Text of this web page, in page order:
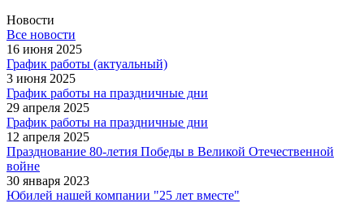
Новости
Все новости
16 июня 2025
График работы (актуальный)
3 июня 2025
График работы на праздничные дни
29 апреля 2025
График работы на праздничные дни
12 апреля 2025
Празднование 80-летия Победы в Великой Отечественной
войне
30 января 2023
Юбилей нашей компании "25 лет вместе"